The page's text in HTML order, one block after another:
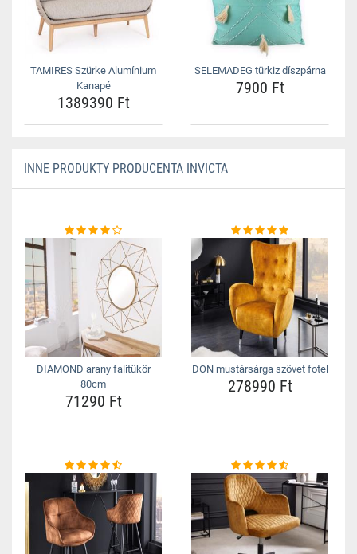
TAMIRES Szürke Alumínium
Kanapé
1389390 Ft
SELEMADEG türkiz díszpárna
7900 Ft
INNE PRODUKTY PRODUCENTA INVICTA
DIAMOND arany falitükör
80cm
71290 Ft
DON mustársárga szövet fotel
278990 Ft